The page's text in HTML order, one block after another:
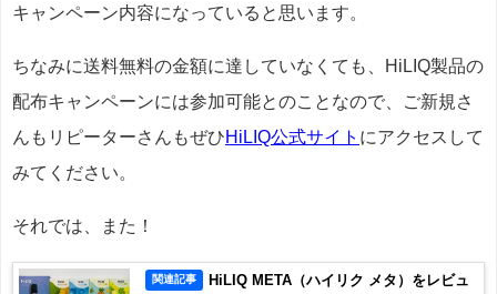
キャンペーン内容になっていると思います。
ちなみに送料無料の金額に達していなくても、HiLIQ製品の
配布キャンペーンには参加可能とのことなので、ご新規さ
んもリピーターさんもぜひHiLIQ公式サイト にアクセスして
みてください。
それでは、また！
関連記事
HiLIQ META（ハイリク メタ）をレビュ